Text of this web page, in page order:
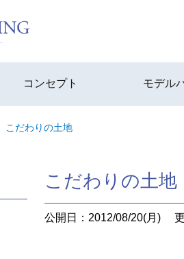
コンセプト モデル
こだわりの土地
こだわりの土地
公開日：2012/08/20(月)